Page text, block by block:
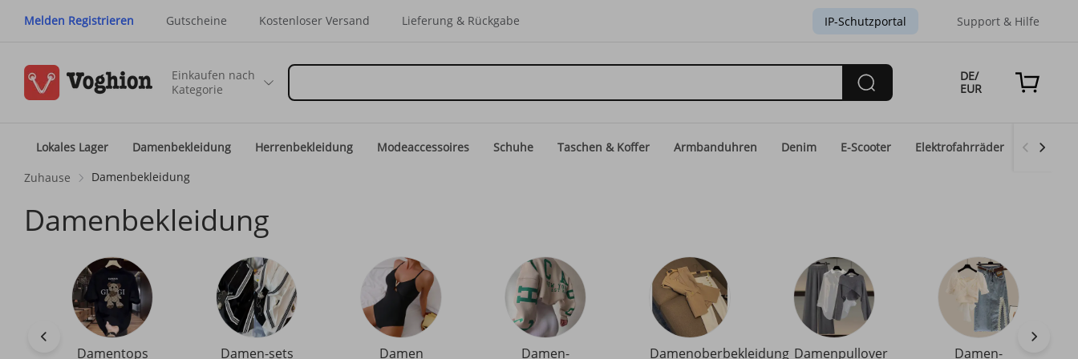
Melden Registrieren Gutscheine Kostenloser Versand Lieferung & Rückgabe IP-Schutzportal Support & Hilfe
Einkaufen nach
Kategorie
DE/
EUR
Lokales Lager Damenbekleidung Herrenbekleidung Modeaccessoires Schuhe Taschen & Koffer Armbanduhren Denim E-Scooter Elektrofahrräder Eid-
Zuhause Damenbekleidung
Damenbekleidung
Damentops Damen-sets
Damen
Damen-
Damenoberbekleidung Damenpullover
Damen-